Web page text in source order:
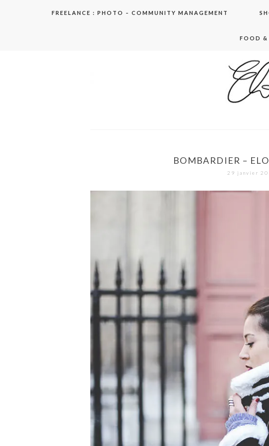
FREELANCE : PHOTO – COMMUNITY MANAGEMENT
FOOD &
elodie
BOMBARDIER –
29 janvier